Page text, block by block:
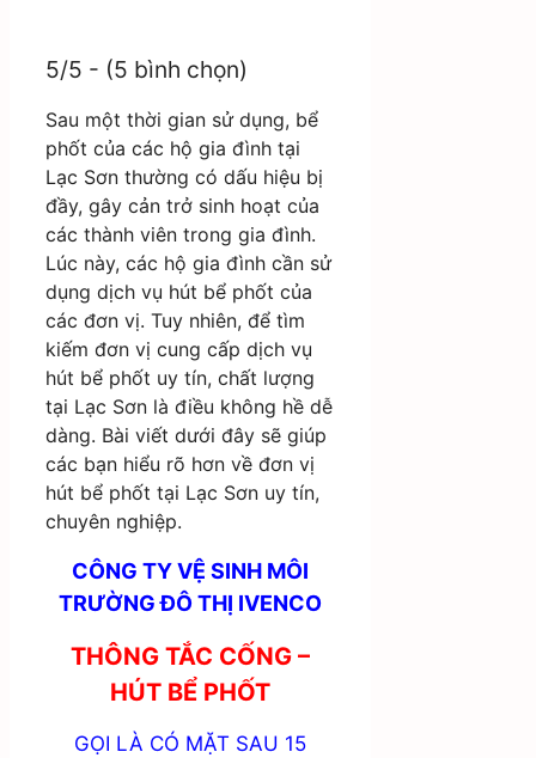
5/5 - (5 bình chọn)
Sau một thời gian sử dụng, bể
phốt của các hộ gia đình tại
Lạc Sơn thường có dấu hiệu bị
đầy, gây cản trở sinh hoạt của
các thành viên trong gia đình.
Lúc này, các hộ gia đình cần sử
dụng dịch vụ hút bể phốt của
các đơn vị. Tuy nhiên, để tìm
kiếm đơn vị cung cấp dịch vụ
hút bể phốt uy tín, chất lượng
tại Lạc Sơn là điều không hề dễ
dàng. Bài viết dưới đây sẽ giúp
các bạn hiểu rõ hơn về đơn vị
hút bể phốt tại Lạc Sơn uy tín,
chuyên nghiệp.
CÔNG TY VỆ SINH MÔI
TRƯỜNG ĐÔ THỊ IVENCO
THÔNG TẮC CỐNG –
HÚT BỂ PHỐT
GỌI LÀ CÓ MẶT SAU 15